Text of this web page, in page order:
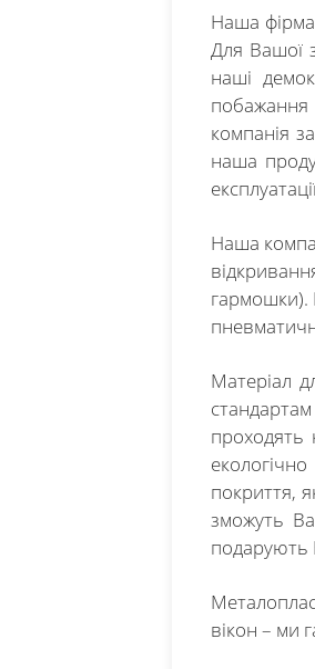
Наша
Для Вашої
наші
компанія
наша
Наша
гармошки).
Матеріал
проходять
покриття,
зможуть
подарують
вікон – ми